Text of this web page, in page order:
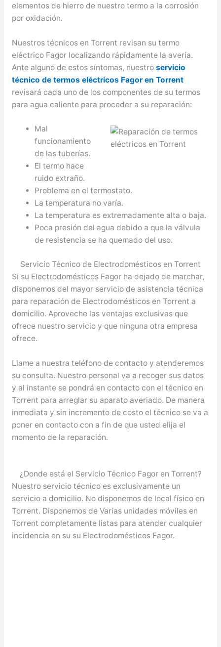
elementos de hierro de nuestro termo a la corrosión
por oxidación.
Nuestros técnicos en Torrent revisan su termo
eléctrico Fagor localizando rápidamente la avería.
Ante alguno de estos síntomas, nuestro servicio
técnico de termos eléctricos Fagor en Torrent
revisará cada uno de los componentes de su termos
para agua caliente para proceder a su reparación:
Mal
funcionamiento
de las tuberías.
El termo hace
ruido extraño.
Problema en el termostato.
La temperatura no varía.
La temperatura es extremadamente alta o baja.
Poca presión del agua debido a que la válvula
de resistencia se ha quemado del uso.
Servicio Técnico de Electrodomésticos en Torrent
Si su Electrodomésticos Fagor ha dejado de marchar,
disponemos del mayor servicio de asistencia técnica
para reparación de Electrodomésticos en Torrent a
domicilio. Aproveche las ventajas exclusivas que
ofrece nuestro servicio y que ninguna otra empresa
ofrece.
Llame a nuestra teléfono de contacto y atenderemos
su consulta. Nuestro personal va a recoger sus datos
y al instante se pondrá en contacto con el técnico en
Torrent para arreglar su aparato averiado. De manera
inmediata y sin incremento de costo el técnico se va a
poner en contacto con a fin de que usted elija el
momento de la reparación.
¿Donde está el Servicio Técnico Fagor en Torrent?
Nuestro servicio técnico es exclusivamente un
servicio a domicilio. No disponemos de local físico en
Torrent. Disponemos de Varias unidades móviles en
Torrent completamente listas para atender cualquier
incidencia en su su Electrodomésticos Fagor.